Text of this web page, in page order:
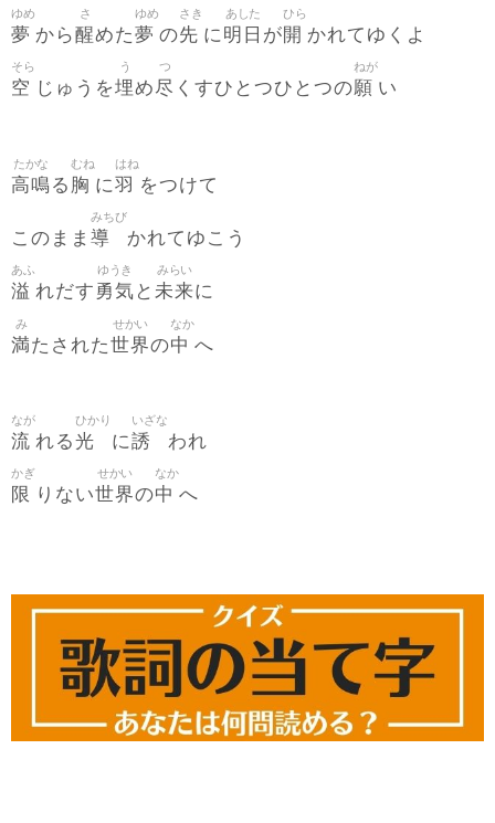
夢
ゆめ
から醒
さ
めた夢
ゆめ
の先
さき
に明日
あした
が開
ひら
かれてゆくよ
空
そら
じゅうを埋
う
め尽
つ
くすひとつひとつの願
ねが
い
高鳴
たかな
る 胸
むね
に羽
はね
をつけて
このまま 導
みちび
かれてゆこう
溢
あふ
れだす 勇気
ゆうき
と 未来
みらい
に
満
み
たされた世界
せかい
の中
なか
へ
流
なが
れる光
ひかり
に誘
いざな
われ
限
かぎ
りない世界
せかい
の中
なか
へ